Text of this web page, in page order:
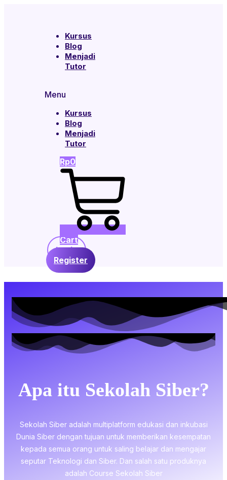
Kursus
Blog
Menjadi
Tutor
Menu
Kursus
Blog
Menjadi
Tutor
Rp0
Cart
Login
Register
Apa itu Sekolah Siber?
Sekolah Siber adalah multiplatform edukasi dan inkubasi
Dunia Siber dengan tujuan untuk memberikan kesempatan
kepada semua orang untuk saling belajar dan mengajar
seputar Teknologi dan Siber. Dan salah satu produknya
adalah Course Sekolah Siber